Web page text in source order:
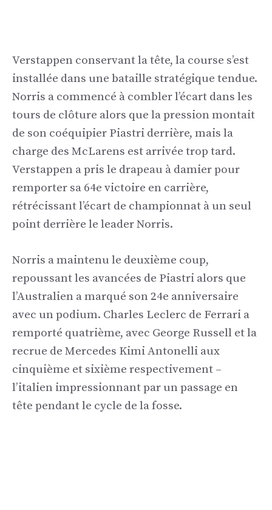
Verstappen conservant la tête, la course s’est
installée dans une bataille stratégique tendue.
Norris a commencé à combler l’écart dans les
tours de clôture alors que la pression montait
de son coéquipier Piastri derrière, mais la
charge des McLarens est arrivée trop tard.
Verstappen a pris le drapeau à damier pour
remporter sa 64e victoire en carrière,
rétrécissant l’écart de championnat à un seul
point derrière le leader Norris.
Norris a maintenu le deuxième coup,
repoussant les avancées de Piastri alors que
l’Australien a marqué son 24e anniversaire
avec un podium. Charles Leclerc de Ferrari a
remporté quatrième, avec George Russell et la
recrue de Mercedes Kimi Antonelli aux
cinquième et sixième respectivement –
l’italien impressionnant par un passage en
tête pendant le cycle de la fosse.